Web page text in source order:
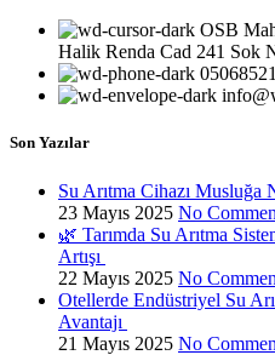
OSB
Halik Renda Cad 241 Sok
Son Yazılar
Su Arıtma Cihazı Musluğa
23 Mayıs 2025 No
🌿 Tarımda Su Arıtma
Artışı
22 Mayıs 2025 No
Otellerde Endüstriyel Su
Avantajı
21 Mayıs 2025 No